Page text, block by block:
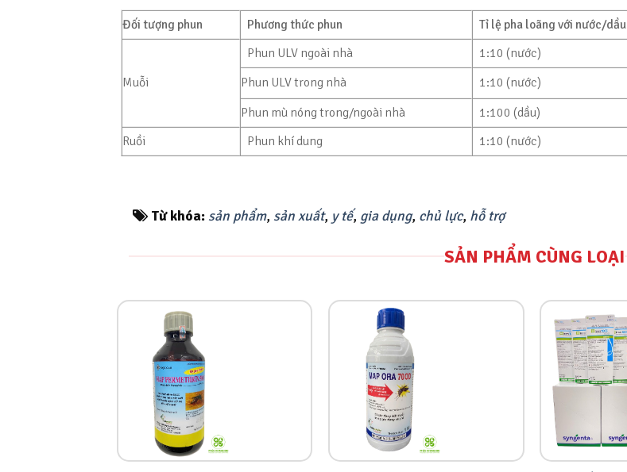
Đối tượng phun Phương thức phun Tỉ lệ pha loãng với nước/dầu
Muỗi
Phun ULV ngoài nhà 1:10 (nước)
Phun ULV trong nhà
1:10 (nước)
Phun mù nóng trong/ngoài nhà 1:100 (dầu)
Ruồi
Phun khí dung 1:10 (nước)
Từ khóa: sản phẩm, sản xuất, y tế, gia dụng, chủ lực, hỗ trợ
SẢN PHẨM CÙNG LOẠI